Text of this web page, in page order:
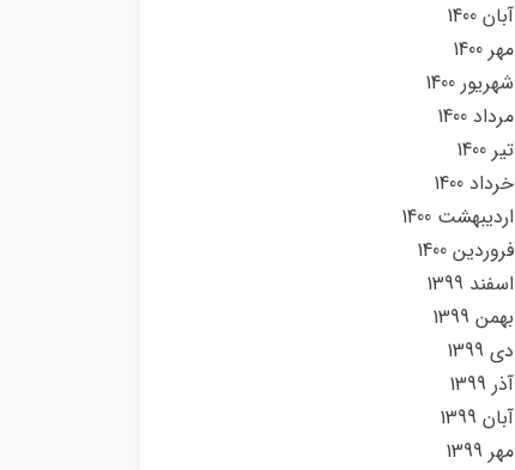
آبان 1400
مهر 1400
شهریور 1400
مرداد 1400
تير 1400
خرداد 1400
ارديبهشت 1400
فروردین 1400
اسفند 1399
بهمن 1399
دی 1399
آذر 1399
آبان 1399
مهر 1399